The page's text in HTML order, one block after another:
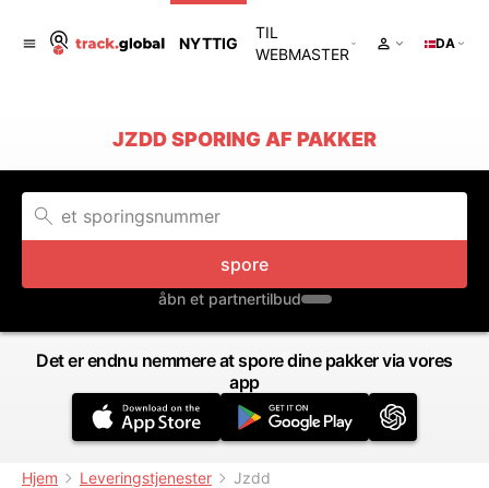
NYTTIG
TIL
WEBMASTER
DA
JZDD SPORING AF PAKKER
spore
åbn et partnertilbud
Det er endnu nemmere at spore dine pakker via vores
app
Hjem Leveringstjenester Jzdd